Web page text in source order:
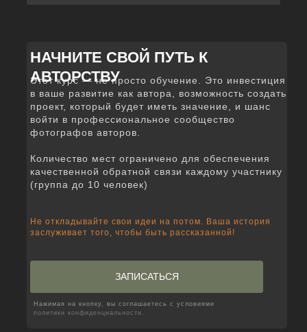
Не откладывайте свои идеи на потом. Ваша история
заслуживает того, чтобы быть рассказанной!
Этот курс — не просто обучение. Это инвестиция
в ваше развитие как автора, возможность создать
проект, который будет иметь значение, и шанс
войти в профессиональное сообщество
фотографов авторов.
Количество мест ограничено для обеспечения
качественной обратной связи каждому участнику
(группа до 10 человек)
ЗАПИСАТЬСЯ
Нажимая на кнопку, вы соглашаетесь с условиями
политики конфиденциальности.
НАЧНИТЕ СВОЙ ПУТЬ К
АВТОРСТВУ